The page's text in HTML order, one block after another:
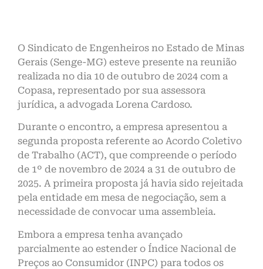
O Sindicato de Engenheiros no Estado de Minas
Gerais (Senge-MG) esteve presente na reunião
realizada no dia 10 de outubro de 2024 com a
Copasa, representado por sua assessora
jurídica, a advogada Lorena Cardoso.
Durante o encontro, a empresa apresentou a
segunda proposta referente ao Acordo Coletivo
de Trabalho (ACT), que compreende o período
de 1º de novembro de 2024 a 31 de outubro de
2025. A primeira proposta já havia sido rejeitada
pela entidade em mesa de negociação, sem a
necessidade de convocar uma assembleia.
Embora a empresa tenha avançado
parcialmente ao estender o Índice Nacional de
Preços ao Consumidor (INPC) para todos os